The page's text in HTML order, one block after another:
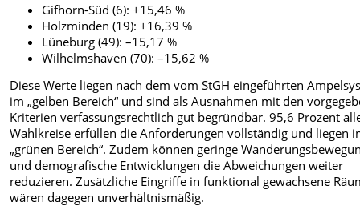
Gifhorn-Süd (6): +15,46 %
Holzminden (19): +16,39 %
Lüneburg (49): –15,17 %
Wilhelmshaven (70): –15,62 %
Diese Werte liegen nach dem vom StGH eingeführten
im „gelben Bereich“ und sind als Ausnahmen mit den
Kriterien verfassungsrechtlich gut begründbar. 95,6 Prozent
Wahlkreise erfüllen die Anforderungen vollständig und liegen
„grünen Bereich“. Zudem können geringe
und demografische Entwicklungen die Abweichungen weiter
reduzieren. Zusätzliche Eingriffe in funktional gewachsene
wären dagegen unverhältnismäßig.